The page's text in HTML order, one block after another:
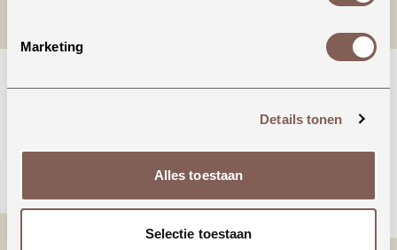
Marketing
Details tonen
Alles toestaan
Selectie toestaan
€ 24,99
BEKIJKEN
€ 70,00